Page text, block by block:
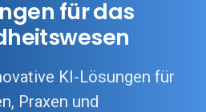
für das
KI-Lösungen für
Praxen und